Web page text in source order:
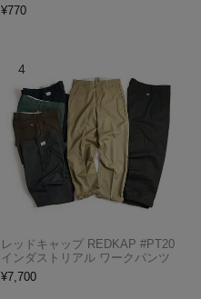
¥770
レッドキャップ REDKAP #PT20
インダストリアル ワークパンツ
¥7,700